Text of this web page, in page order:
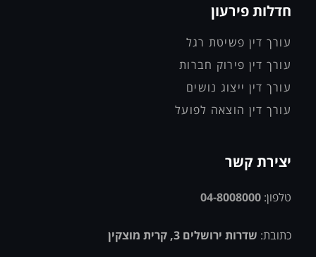
חדלות פירעון
עורך דין פשיטת רגל
עורך דין פירוק חברות
עורך דין ייצוג נושים
עורך דין הוצאה לפועל
יצירת קשר
טלפון: 04-8008000
כתובת: שדרות ירושלים 3, קרית מוצקין